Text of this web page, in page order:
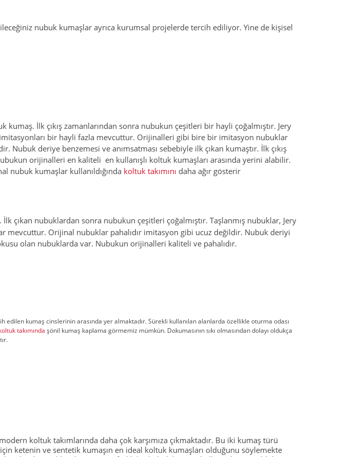
nubuk kumaşlar ayrıca kurumsal projelerde tercih ediliyor. Yine de kişisel
İlk çıkış zamanlarından sonra nubukun çeşitleri bir hayli çoğalmıştır. Jery
bir hayli fazla mevcuttur. Orijinalleri gibi bire bir imitasyon nubuklar
deriye benzemesi ve anımsatması sebebiyle ilk çıkan kumaştır. İlk çıkış
orijinalleri en kaliteli en kullanışlı koltuk kumaşları arasında yerini alabilir.
nubuk kumaşlar kullanıldığında koltuk takımını daha ağır gösterir
çıkan nubuklardan sonra nubukun çeşitleri çoğalmıştır. Taşlanmış nubuklar, Jery
Orijinal nubuklar pahalıdır imitasyon gibi ucuz değildir. Nubuk deriyi
olan nubuklarda var. Nubukun orijinalleri kaliteli ve pahalıdır.
edilen kumaş cinslerinin arasında yer almaktadır. Sürekli kullanılan alanlarda özellikle oturma odası
takımında şönil kumaş kaplama görmemiz mümkün. Dokumasının sıkı olmasından dolayı oldukça
koltuk takımlarında daha çok karşımıza çıkmaktadır. Bu iki kumaş türü
ketenin ve sentetik kumaşın en ideal koltuk kumaşları olduğunu söylemekte